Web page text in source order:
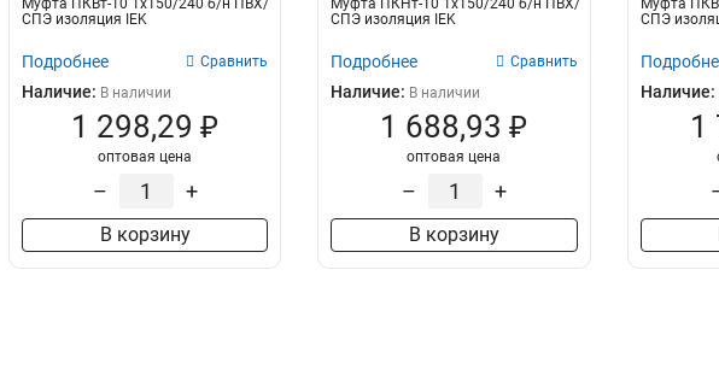
4х16/25 15
4х35/50
4х150/240 16
Муфта ПКВт-10 1х150/240 б/н ПВХ/
СПЭ изоляция IEK
Подробнее Сравнить
Наличие: В наличии
1 298,29 ₽
оптовая цена
– +
В корзину
Муфта ПКНт-10 1х150/240 б/н ПВХ/
СПЭ изоляция IEK
Подробнее Сравнить
Наличие: В наличии
1 688,93 ₽
оптовая цена
– +
В корзину
Муфта
СПЭ
Наличие:
1